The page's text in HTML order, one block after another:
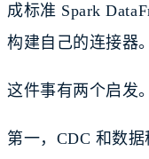
成标准 Spark
构建自己的连接器。
这件事有两个启发。
第一，CDC 和数